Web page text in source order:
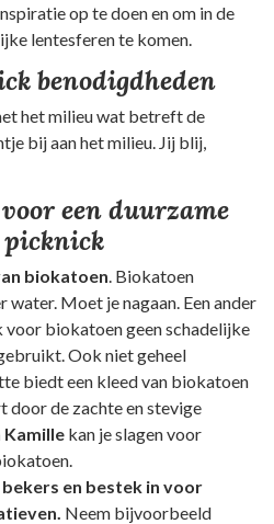
op te doen en om in de
lentesferen te komen.
benodigdheden
het milieu wat betreft de
bij aan het milieu. Jij blij,
een duurzame
picknick
biokatoen . Biokatoen
Moet je nagaan. Een ander
voor biokatoen geen schadelijke
Ook niet geheel
biedt een kleed van biokatoen
door de zachte en stevige
Kamille kan je slagen voor
en bestek in voor
Neem bijvoorbeeld